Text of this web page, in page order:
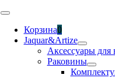
Skip
content
Toggle
NavigationКорзина0
Jaquar&Artize
Аксессуары для
Раковины